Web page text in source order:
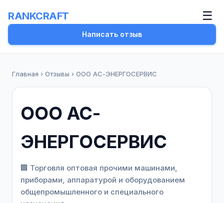
RANKCRAFT ☰
Написать отзыв
Главная › Отзывы › ООО АС-ЭНЕРГОСЕРВИС
ООО АС-
ЭНЕРГОСЕРВИС
🏢 Торговля оптовая прочими машинами,
приборами, аппаратурой и оборудованием
общепромышленного и специального